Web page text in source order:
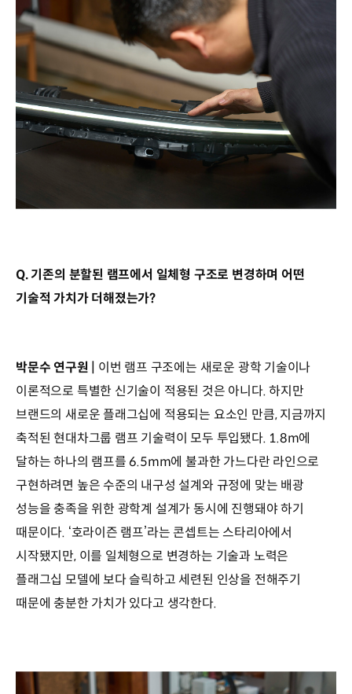
Q. 기존의 분할된 램프에서 일체형 구조로 변경하며 어떤
기술적 가치가 더해졌는가?
박문수 연구원 | 이번 램프 구조에는 새로운 광학 기술이나
이론적으로 특별한 신기술이 적용된 것은 아니다. 하지만
브랜드의 새로운 플래그십에 적용되는 요소인 만큼, 지금까지
축적된 현대차그룹 램프 기술력이 모두 투입됐다. 1.8m에
달하는 하나의 램프를 6.5mm에 불과한 가느다란 라인으로
구현하려면 높은 수준의 내구성 설계와 규정에 맞는 배광
성능을 충족을 위한 광학계 설계가 동시에 진행돼야 하기
때문이다. ‘호라이즌 램프’라는 콘셉트는 스타리아에서
시작됐지만, 이를 일체형으로 변경하는 기술과 노력은
플래그십 모델에 보다 슬릭하고 세련된 인상을 전해주기
때문에 충분한 가치가 있다고 생각한다.